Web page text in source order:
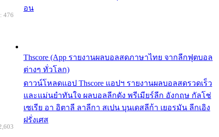
อน
Thscore (App รายงานผลบอลสดภาษาไทย จากลีกฟุตบอล
ต่างๆ ทั่วโลก)
ดาวน์โหลดแอป Thscore แอปฯ รายงานผลบอลสดรวดเร็ว
และแม่นยำทันใจ ผลบอลลีกดัง พรีเมียร์ลีก อังกฤษ กัลโช่
เซเรีย อา อิตาลี ลาลีกา สเปน บุนเดสลีก้า เยอรมัน ลีกเอิง
ฝรั่งเศส
476